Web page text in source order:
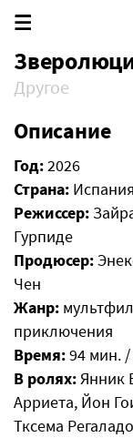
Другое
Описание
Год:2026
Страна: Испания
Режиссер:
Гурпиде
Продюсер:
Чен
Жанр:
приключения
Время:94 мин. /
В ролях:Янник
Арриета, Йон
Тксема